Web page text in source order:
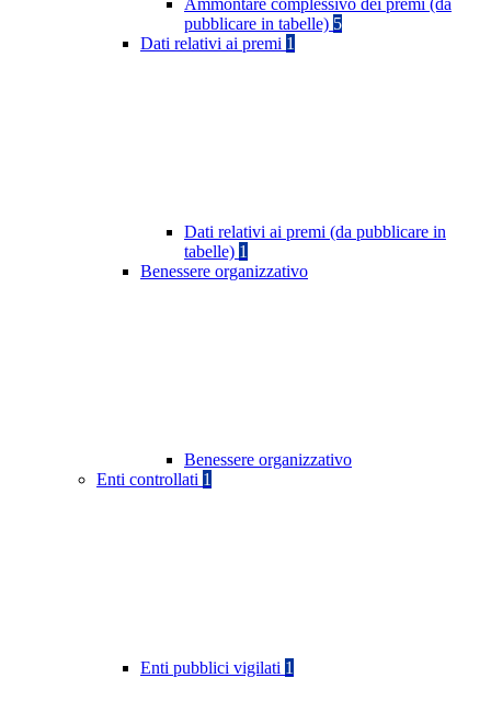
Ammontare complessivo dei premi (da
pubblicare in tabelle) 5
Dati relativi ai premi 1
Dati relativi ai premi (da pubblicare in
tabelle) 1
Benessere organizzativo
Benessere organizzativo
Enti controllati 1
Enti pubblici vigilati 1